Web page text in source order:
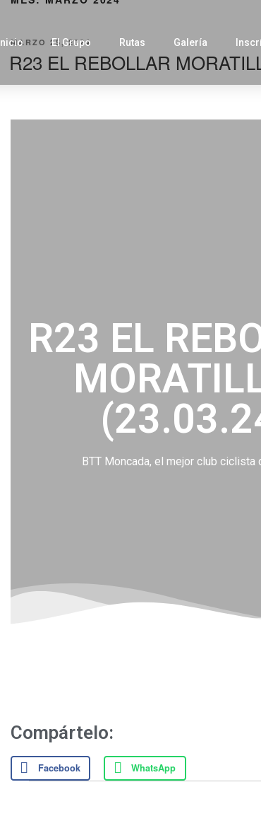
Inicio El Grupo Rutas Galería
MARZO 25, 2024
R23 EL REBOLLAR
R23 EL
BTT Moncada, el mejor club ciclista
Compártelo:
Facebook WhatsApp